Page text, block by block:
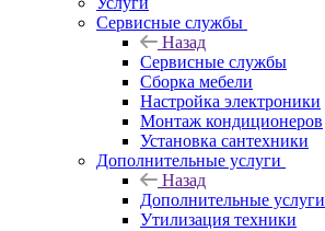
Сервисные службы
Назад
Сервисные службы
Сборка мебели
Настройка электроники
Монтаж кондиционеров
Установка сантехники
Дополнительные услуги
Назад
Дополнительные услуги
Утилизация техники